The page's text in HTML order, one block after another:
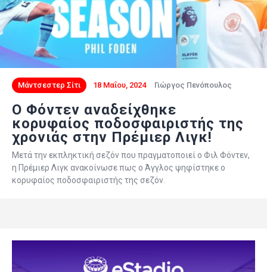
Μάντσεστερ Σίτι 18 Μαΐου, 2024 Γιώργος Πενόπουλος
Ο Φόντεν αναδείχθηκε
κορυφαίος ποδοσφαιριστής της
χρονιάς στην Πρέμιερ Λιγκ!
Μετά την εκπληκτική σεζόν που πραγματοποιεί ο Φιλ Φόντεν,
η Πρέμιερ Λιγκ ανακοίνωσε πως ο Άγγλος ψηφίστηκε ο
κορυφαίος ποδοσφαιριστής της σεζόν.